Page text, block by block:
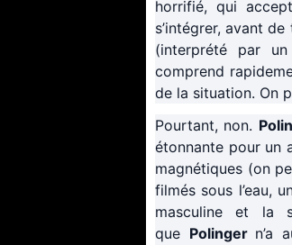
horrifié, qui
s’intégrer, avant
(interprété par un
comprend
de la situation. On
Pourtant, non.
étonnante pour un
magnétiques (on
filmés sous l’eau,
masculine et la
que Polinger n’a